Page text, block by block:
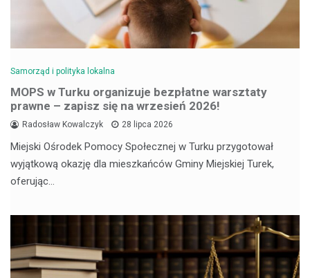
Samorząd i polityka lokalna
MOPS w Turku organizuje bezpłatne warsztaty
prawne – zapisz się na wrzesień 2026!
Radosław Kowalczyk 28 lipca 2026
Miejski Ośrodek Pomocy Społecznej w Turku przygotował
wyjątkową okazję dla mieszkańców Gminy Miejskiej Turek,
oferując…